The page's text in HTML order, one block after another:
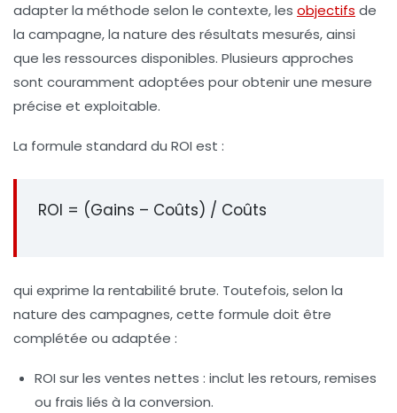
adapter la méthode selon le contexte, les objectifs de
la campagne, la nature des résultats mesurés, ainsi
que les ressources disponibles. Plusieurs approches
sont couramment adoptées pour obtenir une mesure
précise et exploitable.
La formule standard du ROI est :
ROI = (Gains – Coûts) / Coûts
qui exprime la rentabilité brute. Toutefois, selon la
nature des campagnes, cette formule doit être
complétée ou adaptée :
ROI sur les ventes nettes : inclut les retours, remises
ou frais liés à la conversion.